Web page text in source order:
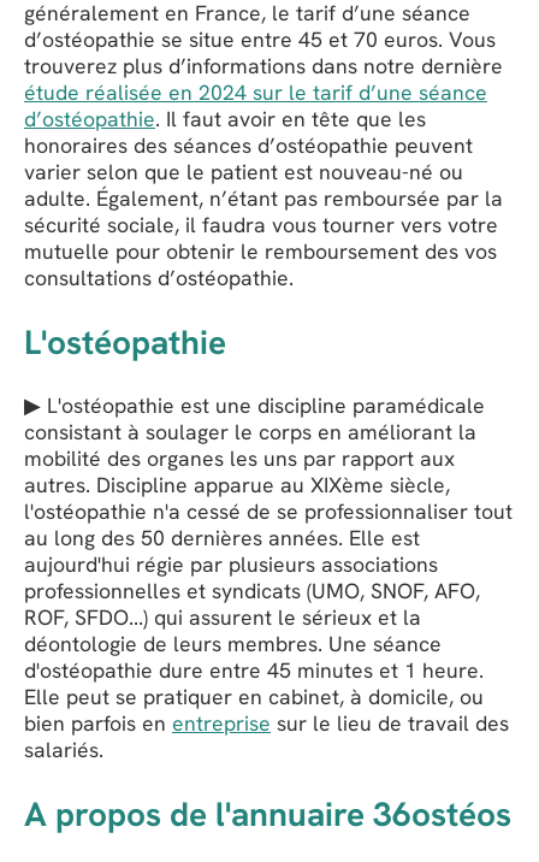
généralement en France, le tarif d’une séance
d’ostéopathie se situe entre 45 et 70 euros. Vous
trouverez plus d’informations dans notre dernière
étude réalisée en 2024 sur le tarif d’une séance
d’ostéopathie. Il faut avoir en tête que les
honoraires des séances d’ostéopathie peuvent
varier selon que le patient est nouveau-né ou
adulte. Également, n’étant pas remboursée par la
sécurité sociale, il faudra vous tourner vers votre
mutuelle pour obtenir le remboursement des vos
consultations d’ostéopathie.
L'ostéopathie
▶ L'ostéopathie est une discipline paramédicale
consistant à soulager le corps en améliorant la
mobilité des organes les uns par rapport aux
autres. Discipline apparue au XIXème siècle,
l'ostéopathie n'a cessé de se professionnaliser tout
au long des 50 dernières années. Elle est
aujourd'hui régie par plusieurs associations
professionnelles et syndicats (UMO, SNOF, AFO,
ROF, SFDO...) qui assurent le sérieux et la
déontologie de leurs membres. Une séance
d'ostéopathie dure entre 45 minutes et 1 heure.
Elle peut se pratiquer en cabinet, à domicile, ou
bien parfois en entreprise sur le lieu de travail des
salariés.
A propos de l'annuaire 36ostéos